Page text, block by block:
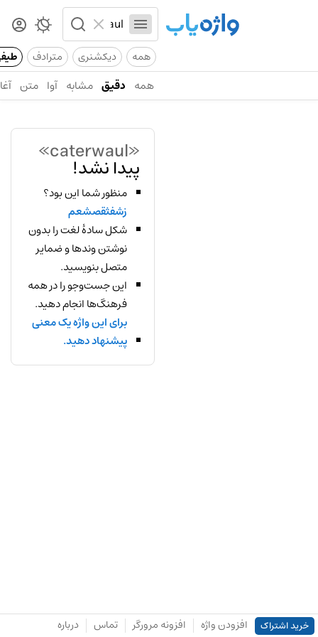
همه دیکشنری مترادف
همه دقیق مشابه آوا متن
«caterwaul»
پیدا نشد!
منظور شما این بود؟
زشفثقصشعم
شکل سادهٔ لغت را بدون
نوشتن وندها و ضمایر
متصل بنویسید.
این جست‌وجو را در همه
فرهنگ‌ها انجام دهید.
برای این واژه یک معنی
پیشنهاد دهید.
خرید اشتراک افزودن واژه افزونه مرورگر تماس درباره